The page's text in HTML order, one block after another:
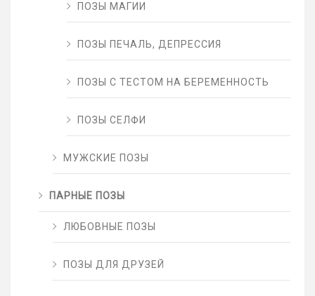
ПОЗЫ МАГИИ
ПОЗЫ ПЕЧАЛЬ, ДЕПРЕССИЯ
ПОЗЫ С ТЕСТОМ НА БЕРЕМЕННОСТЬ
ПОЗЫ СЕЛФИ
МУЖСКИЕ ПОЗЫ
ПАРНЫЕ ПОЗЫ
ЛЮБОВНЫЕ ПОЗЫ
ПОЗЫ ДЛЯ ДРУЗЕЙ